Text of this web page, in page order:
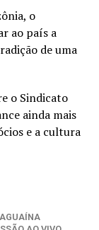
o
ao país a
de uma
o Sindicato
ainda mais
e a cultura